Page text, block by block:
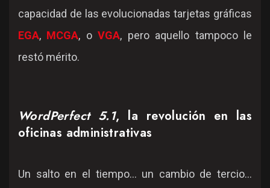
capacidad de las evolucionadas tarjetas gráficas
EGA, MCGA, oVGA, pero aquello tampoco le
restó mérito.
WordPerfect 5.1, la revolución en las
oficinas administrativas
Un salto en el tiempo... un cambio de tercio...